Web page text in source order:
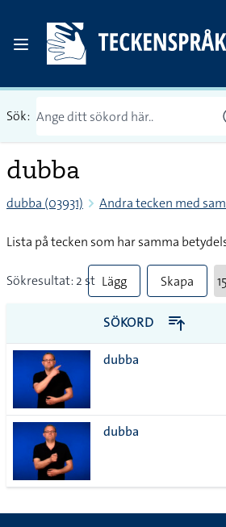
Sök:
dubba
dubba (03931) Andra tecken med
Lista på tecken som har samma
Sökresultat: 2 st Lägg
till
alla i
Skapa
PDF
SÖKORD
dubba
dubba